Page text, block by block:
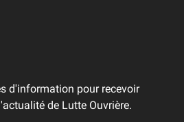
d'information pour recevoir
de Lutte Ouvrière.